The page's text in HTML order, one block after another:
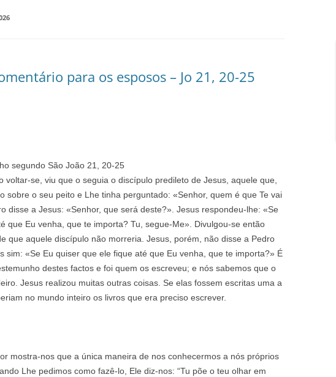
para os esposos – Jo 21, 20-25
segundo São João 21, 20-25
voltar-se, viu que o seguia o discípulo predileto de Jesus, aquele que,
sobre o seu peito e Lhe tinha perguntado: «Senhor, quem é que Te vai
disse a Jesus: «Senhor, que será deste?». Jesus respondeu-lhe: «Se
que Eu venha, que te importa? Tu, segue-Me». Divulgou-se então
que aquele discípulo não morreria. Jesus, porém, não disse a Pedro
sim: «Se Eu quiser que ele fique até que Eu venha, que te importa?» É
destes factos e foi quem os escreveu; e nós sabemos que o
Jesus realizou muitas outras coisas. Se elas fossem escritas uma a
no mundo inteiro os livros que era preciso escrever.
mostra-nos que a única maneira de nos conhecermos a nós próprios
Lhe pedimos como fazê-lo, Ele diz-nos: “Tu põe o teu olhar em